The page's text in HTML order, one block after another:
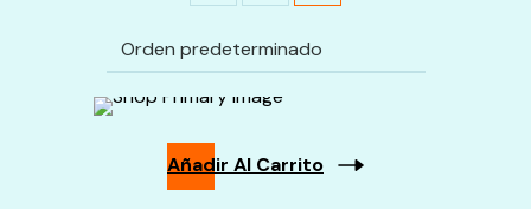
Añadir Al Carrito